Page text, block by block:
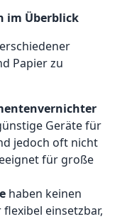
im Überblick
Papier zu
Geräte für
jedoch oft nicht
für große
haben keinen
einsetzbar,